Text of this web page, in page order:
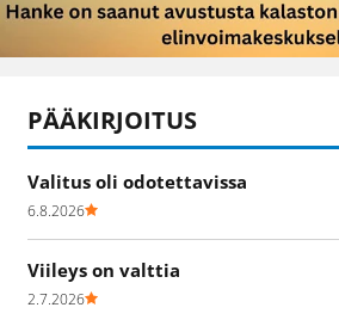
PÄÄKIRJOITUS
Valitus oli odotettavissa
6.8.2026
Viileys on valttia
2.7.2026